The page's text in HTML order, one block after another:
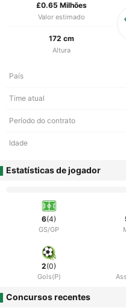
£0.65 Milhões
Valor estimado
172 cm
Altura
País
Time atual
Período do contrato
Idade
Estatísticas de jogador
6(4)
GS/GP
2(0)
Gols(P)
Concursos recentes